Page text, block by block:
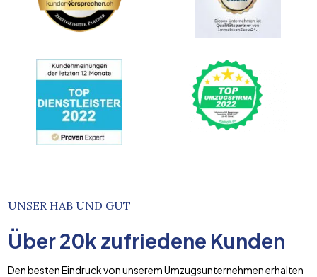
UNSER HAB UND GUT
Über20k zufriedene Kunden
Den besten Eindruck von unserem Umzugsunternehmen erhalten